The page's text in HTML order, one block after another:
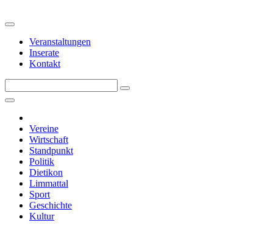
Veranstaltungen
Inserate
Kontakt
Vereine
Wirtschaft
Standpunkt
Politik
Dietikon
Limmattal
Sport
Geschichte
Kultur